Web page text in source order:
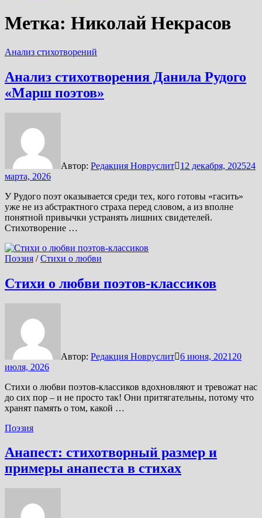
Метка: Николай Некрасов
Анализ стихотворений
Анализ стихотворения Данила Рудого
«Марш поэтов»
Автор: Редакция Новруслит 12 декабря, 202524
марта, 2026
У Рудого поэт оказывается среди тех, кого готовы «гасить»
уже не из абстрактного страха перед словом, а из вполне
понятной привычки устранять лишних свидетелей.
Стихотворение …
Поэзия /Стихи о любви
Стихи о любви поэтов-классиков
Автор: Редакция Новруслит 6 июня, 2021 20
июля, 2026
Стихи о любви поэтов-классиков вдохновляют и тревожат нас
до сих пор – и не просто так! Они притягательны, потому что
хранят память о том, какой …
Поэзия
Анапест: стихотворный размер и
примеры анапеста в стихах